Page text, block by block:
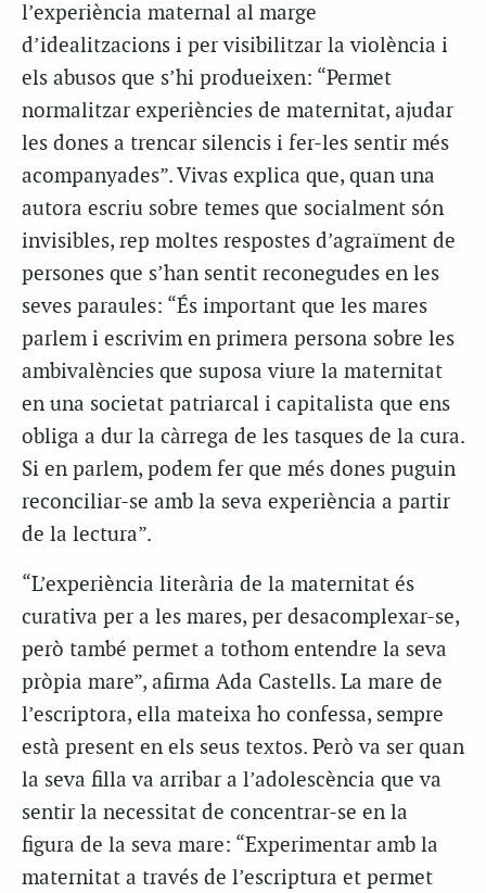
l’experiència maternal al marge
d’idealitzacions i per visibilitzar la violència i
els abusos que s’hi produeixen: “Permet
normalitzar experiències de maternitat, ajudar
les dones a trencar silencis i fer-les sentir més
acompanyades”. Vivas explica que, quan una
autora escriu sobre temes que socialment són
invisibles, rep moltes respostes d’agraïment de
persones que s’han sentit reconegudes en les
seves paraules: “És important que les mares
parlem i escrivim en primera persona sobre les
ambivalències que suposa viure la maternitat
en una societat patriarcal i capitalista que ens
obliga a dur la càrrega de les tasques de la cura.
Si en parlem, podem fer que més dones puguin
reconciliar-se amb la seva experiència a partir
de la lectura”.
“L’experiència literària de la maternitat és
curativa per a les mares, per desacomplexar-se,
però també permet a tothom entendre la seva
pròpia mare”, afirma Ada Castells. La mare de
l’escriptora, ella mateixa ho confessa, sempre
està present en els seus textos. Però va ser quan
la seva filla va arribar a l’adolescència que va
sentir la necessitat de concentrar-se en la
figura de la seva mare: “Experimentar amb la
maternitat a través de l’escriptura et permet